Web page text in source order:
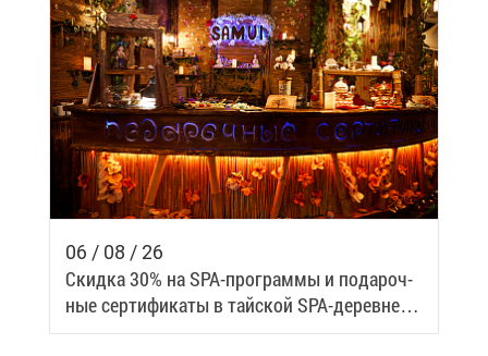
06 / 08 / 26
Скид­ка 30% на SPA-про­грам­мы и по­да­роч­
ные сер­ти­фи­ка­ты в тай­ской SPA-де­ревне
Samui